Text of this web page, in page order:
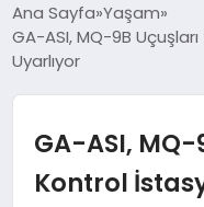
GÜNDEM
Ana Sayfa Yaşam
GA-ASI, MQ-9B
Uyarlıyor
GA-ASI, MQ-
Kontrol